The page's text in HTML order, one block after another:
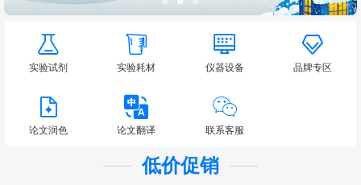
实验试剂 实验耗材 仪器设备 品牌专区
论文润色 论文翻译 联系客服
低价促销